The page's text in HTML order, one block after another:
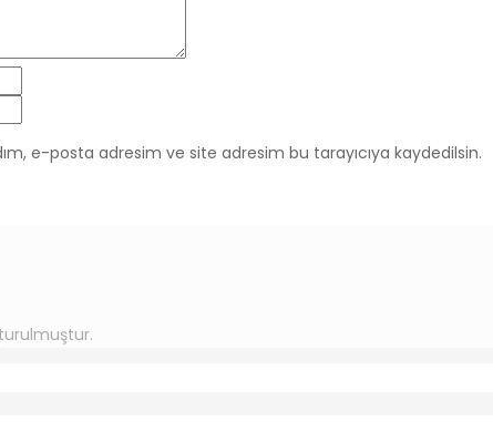
e-posta adresim ve site adresim bu tarayıcıya kaydedilsin.